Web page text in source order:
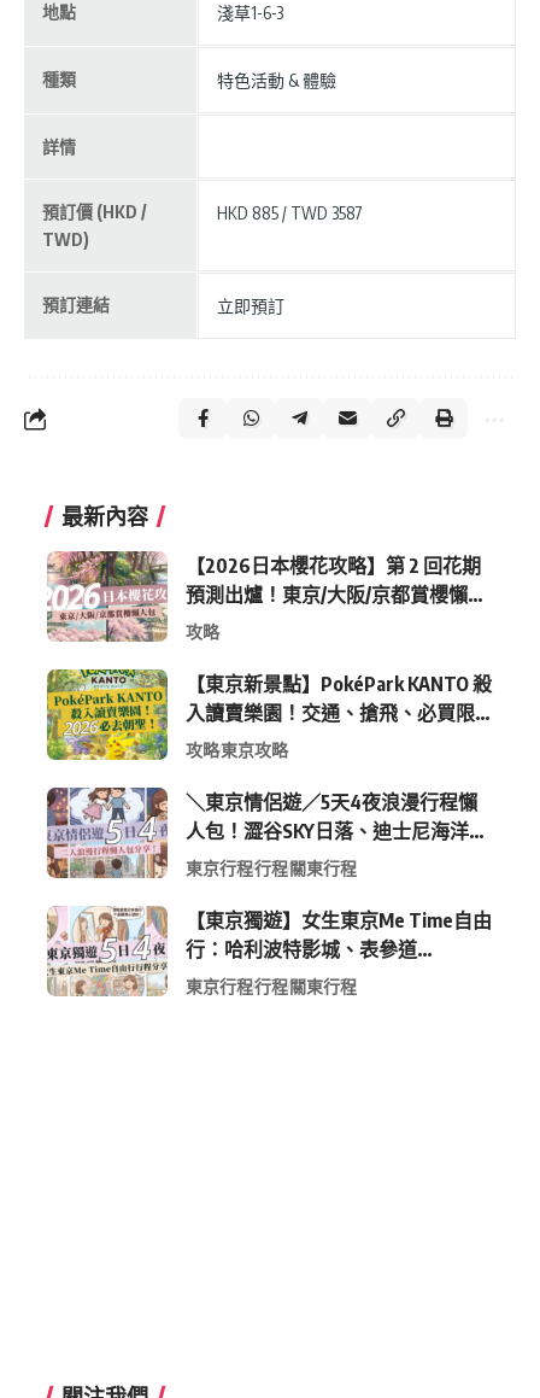
地點 淺草1-6-3
種類 特色活動 & 體驗
詳情
預訂價 (HKD /
TWD)
HKD 885 / TWD 3587
預訂連結 立即預訂
最新內容
【2026日本櫻花攻略】第 2 回花期
預測出爐！東京/大阪/京都賞櫻懶人
包 (附最新時間表)
攻略
【東京新景點】PokéPark KANTO 殺
入讀賣樂園！交通、搶飛、必買限
定周邊全攻略
攻略東京攻略
＼東京情侶遊／5天4夜浪漫行程懶
人包！澀谷SKY日落、迪士尼海洋、
中目黑高質感咖啡廳全收錄
東京行程行程關東行程
【東京獨遊】女生東京Me Time自由
行：哈利波特影城、表參道
Shopping 與下北澤尋寶5日4夜慢活
東京行程行程關東行程